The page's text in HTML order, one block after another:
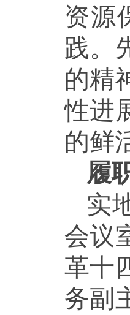
资源
践。
的精
性进
的鲜
履
实
会议
革十
务副